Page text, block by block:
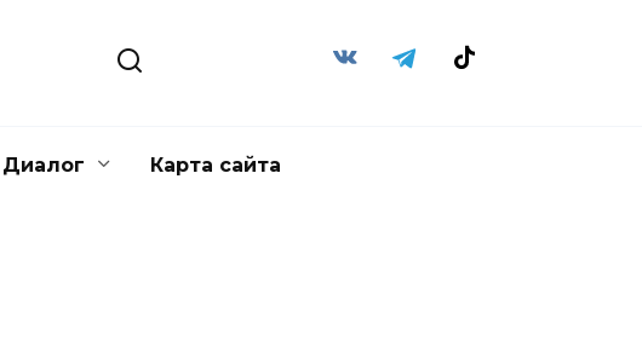
Диалог Карта сайта